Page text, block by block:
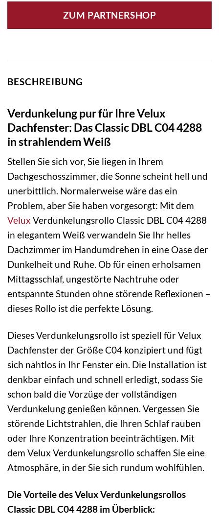
ZUM PARTNERSHOP
BESCHREIBUNG
Verdunkelung pur für Ihre Velux
Dachfenster: Das Classic DBL C04 4288
in strahlendem Weiß
Stellen Sie sich vor, Sie liegen in Ihrem
Dachgeschosszimmer, die Sonne scheint hell und
unerbittlich. Normalerweise wäre das ein
Problem, aber Sie haben vorgesorgt: Mit dem
Velux Verdunkelungsrollo Classic DBL C04 4288
in elegantem Weiß verwandeln Sie Ihr helles
Dachzimmer im Handumdrehen in eine Oase der
Dunkelheit und Ruhe. Ob für einen erholsamen
Mittagsschlaf, ungestörte Nachtruhe oder
entspannte Stunden ohne störende Reflexionen –
dieses Rollo ist die perfekte Lösung.
Dieses Verdunkelungsrollo ist speziell für Velux
Dachfenster der Größe C04 konzipiert und fügt
sich nahtlos in Ihr Fenster ein. Die Installation ist
denkbar einfach und schnell erledigt, sodass Sie
schon bald die Vorzüge der vollständigen
Verdunkelung genießen können. Vergessen Sie
störende Lichtstrahlen, die Ihren Schlaf rauben
oder Ihre Konzentration beeinträchtigen. Mit
dem Velux Verdunkelungsrollo schaffen Sie eine
Atmosphäre, in der Sie sich rundum wohlfühlen.
Die Vorteile des Velux Verdunkelungsrollos
Classic DBL C04 4288 im Überblick: